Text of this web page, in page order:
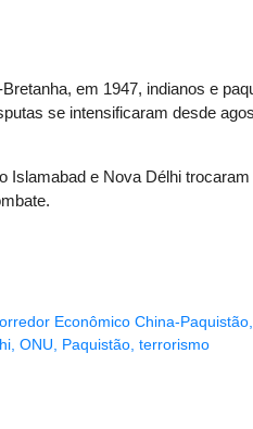
em 1947, indianos e
se intensificaram desde
Islamabad e Nova Délhi
Econômico China-Paquistão,
, ONU, Paquistão, terrorismo